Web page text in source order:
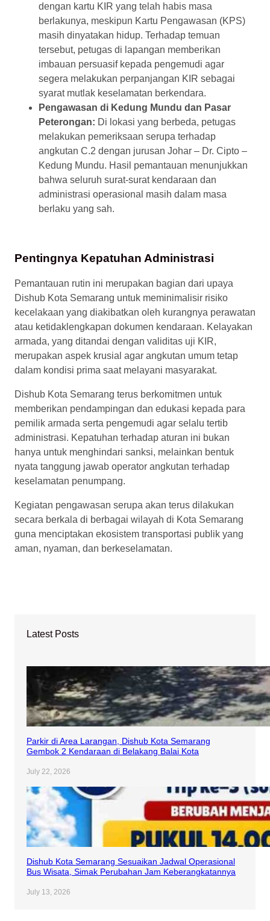
dengan kartu KIR yang telah habis masa
berlakunya, meskipun Kartu Pengawasan (KPS)
masih dinyatakan hidup. Terhadap temuan
tersebut, petugas di lapangan memberikan
imbauan persuasif kepada pengemudi agar
segera melakukan perpanjangan KIR sebagai
syarat mutlak keselamatan berkendara.
Pengawasan di Kedung Mundu dan Pasar
Peterongan: Di lokasi yang berbeda, petugas
melakukan pemeriksaan serupa terhadap
angkutan C.2 dengan jurusan Johar – Dr. Cipto –
Kedung Mundu. Hasil pemantauan menunjukkan
bahwa seluruh surat-surat kendaraan dan
administrasi operasional masih dalam masa
berlaku yang sah.
Pentingnya Kepatuhan Administrasi
Pemantauan rutin ini merupakan bagian dari upaya
Dishub Kota Semarang untuk meminimalisir risiko
kecelakaan yang diakibatkan oleh kurangnya perawatan
atau ketidaklengkapan dokumen kendaraan. Kelayakan
armada, yang ditandai dengan validitas uji KIR,
merupakan aspek krusial agar angkutan umum tetap
dalam kondisi prima saat melayani masyarakat.
Dishub Kota Semarang terus berkomitmen untuk
memberikan pendampingan dan edukasi kepada para
pemilik armada serta pengemudi agar selalu tertib
administrasi. Kepatuhan terhadap aturan ini bukan
hanya untuk menghindari sanksi, melainkan bentuk
nyata tanggung jawab operator angkutan terhadap
keselamatan penumpang.
Kegiatan pengawasan serupa akan terus dilakukan
secara berkala di berbagai wilayah di Kota Semarang
guna menciptakan ekosistem transportasi publik yang
aman, nyaman, dan berkeselamatan.
Latest Posts
Parkir di Area Larangan, Dishub Kota Semarang
Gembok 2 Kendaraan di Belakang Balai Kota
July 22, 2026
Dishub Kota Semarang Sesuaikan Jadwal Operasional
Bus Wisata, Simak Perubahan Jam Keberangkatannya
July 13, 2026